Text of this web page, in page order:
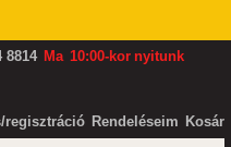
8814 Ma 10:00-kor nyitunk
regisztráció Rendeléseim Kosár